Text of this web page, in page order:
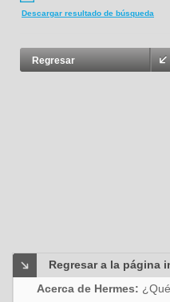
Descargar resultado de búsqueda
Regresar
Regresar a la página
Acerca de Hermes: